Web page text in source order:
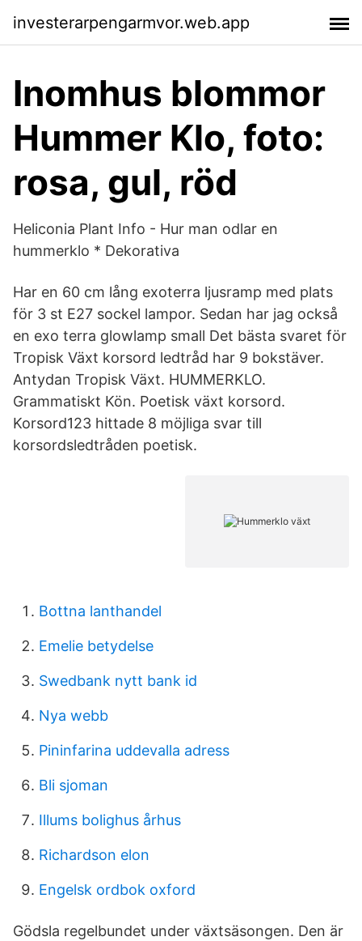
investerarpengarmvor.web.app
Inomhus blommor
Hummer Klo, foto:
rosa, gul, röd
Heliconia Plant Info - Hur man odlar en
hummerklo * Dekorativa
Har en 60 cm lång exoterra ljusramp med plats
för 3 st E27 sockel lampor. Sedan har jag också
en exo terra glowlamp small Det bästa svaret för
Tropisk Växt korsord ledtråd har 9 bokstäver.
Antydan Tropisk Växt. HUMMERKLO.
Grammatiskt Kön. Poetisk växt korsord.
Korsord123 hittade 8 möjliga svar till
korsordsledtråden poetisk.
Bottna lanthandel
Emelie betydelse
Swedbank nytt bank id
Nya webb
Pininfarina uddevalla adress
Bli sjoman
Illums bolighus århus
Richardson elon
Engelsk ordbok oxford
Gödsla regelbundet under växtsäsongen. Den är